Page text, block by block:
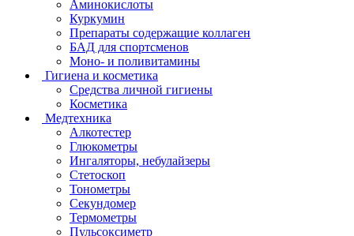
Аминокислоты
Куркумин
Препараты содержащие коллаген
БАД для спортсменов
Моно- и поливитамины
Гигиена и косметика
Средства личной гигиены
Косметика
Медтехника
Алкотестер
Глюкометры
Ингаляторы, небулайзеры
Стетоскоп
Тонометры
Секундомер
Термометры
Пульсоксиметр